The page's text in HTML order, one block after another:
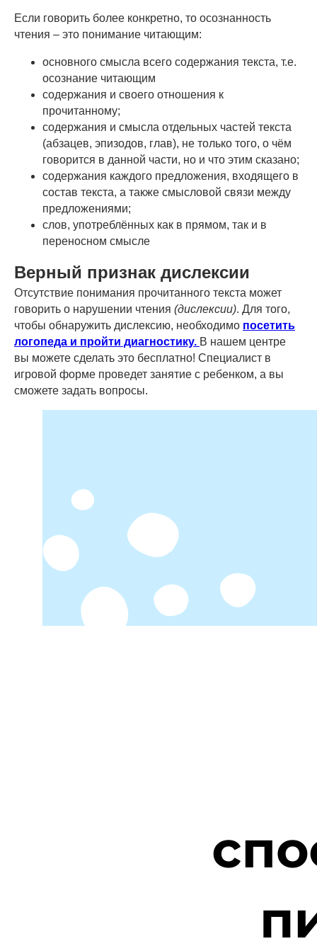
Если говорить более конкретно, то осознанность
чтения – это понимание читающим:
основного смысла всего содержания текста, т.е.
осознание читающим
содержания и своего отношения к
прочитанному;
содержания и смысла отдельных частей текста
(абзацев, эпизодов, глав), не только того, о чём
говорится в данной части, но и что этим сказано;
содержания каждого предложения, входящего в
состав текста, а также смысловой связи между
предложениями;
слов, употреблённых как в прямом, так и в
переносном смысле
Верный признак дислексии
Отсутствие понимания прочитанного текста может
говорить о нарушении чтения (дислексии). Для того,
чтобы обнаружить дислексию, необходимо посетить
логопеда и пройти диагностику. В нашем центре
вы можете сделать это бесплатно! Специалист в
игровой форме проведет занятие с ребенком, а вы
сможете задать вопросы.